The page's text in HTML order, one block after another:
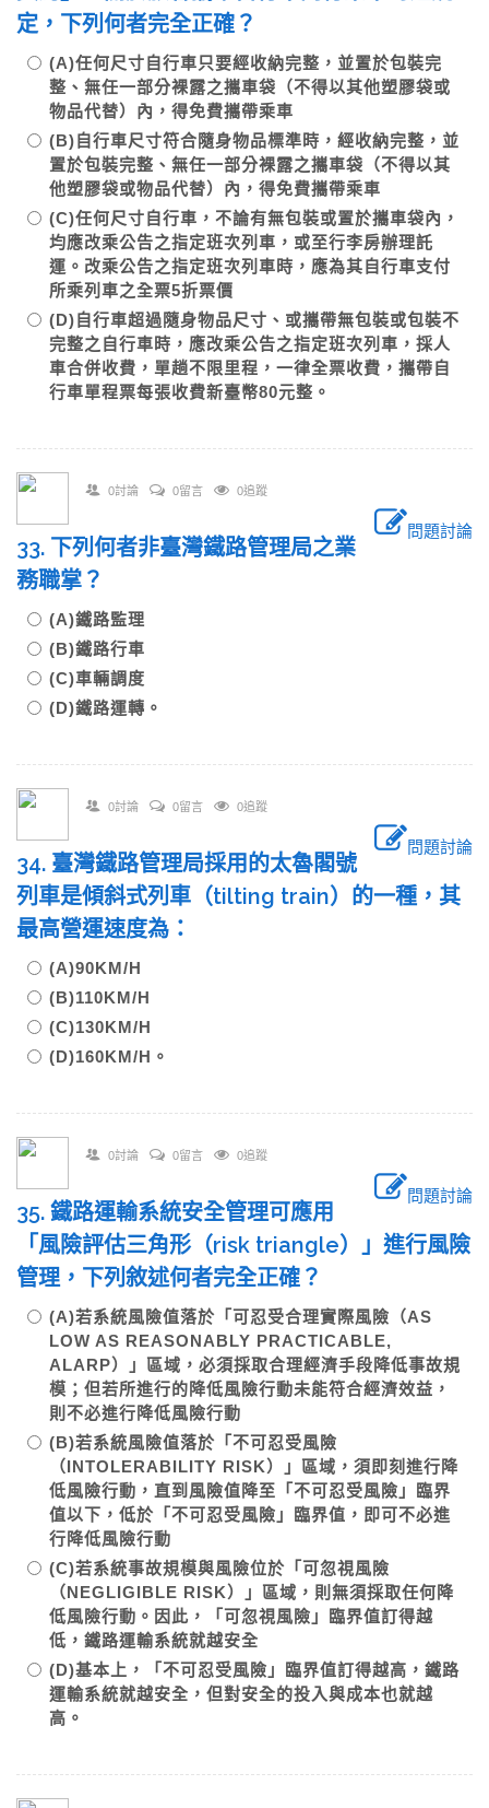
定，下列何者完全正確？
(A)任何尺寸自行車只要經收納完整，並置於包裝完
整、無任一部分裸露之攜車袋（不得以其他塑膠袋或
物品代替）內，得免費攜帶乘車
(B)自行車尺寸符合隨身物品標準時，經收納完整，並
置於包裝完整、無任一部分裸露之攜車袋（不得以其
他塑膠袋或物品代替）內，得免費攜帶乘車
(C)任何尺寸自行車，不論有無包裝或置於攜車袋內，
均應改乘公告之指定班次列車，或至行李房辦理託
運。改乘公告之指定班次列車時，應為其自行車支付
所乘列車之全票5折票價
(D)自行車超過隨身物品尺寸、或攜帶無包裝或包裝不
完整之自行車時，應改乘公告之指定班次列車，採人
車合併收費，單趟不限里程，一律全票收費，攜帶自
行車單程票每張收費新臺幣80元整。
0討論 0留言 0追蹤
問題討論
33. 下列何者非臺灣鐵路管理局之業
務職掌？
(A)鐵路監理
(B)鐵路行車
(C)車輛調度
(D)鐵路運轉。
0討論 0留言 0追蹤
問題討論
34. 臺灣鐵路管理局採用的太魯閣號
列車是傾斜式列車（tilting train）的一種，其
最高營運速度為：
(A)90KM/H
(B)110KM/H
(C)130KM/H
(D)160KM/H。
0討論 0留言 0追蹤
問題討論
35. 鐵路運輸系統安全管理可應用
「風險評估三角形（risk triangle）」進行風險
管理，下列敘述何者完全正確？
(A)若系統風險值落於「可忍受合理實際風險（AS
LOW AS REASONABLY PRACTICABLE,
ALARP）」區域，必須採取合理經濟手段降低事故規
模；但若所進行的降低風險行動未能符合經濟效益，
則不必進行降低風險行動
(B)若系統風險值落於「不可忍受風險
（INTOLERABILITY RISK）」區域，須即刻進行降
低風險行動，直到風險值降至「不可忍受風險」臨界
值以下，低於「不可忍受風險」臨界值，即可不必進
行降低風險行動
(C)若系統事故規模與風險位於「可忽視風險
（NEGLIGIBLE RISK）」區域，則無須採取任何降
低風險行動。因此，「可忽視風險」臨界值訂得越
低，鐵路運輸系統就越安全
(D)基本上，「不可忍受風險」臨界值訂得越高，鐵路
運輸系統就越安全，但對安全的投入與成本也就越
高。